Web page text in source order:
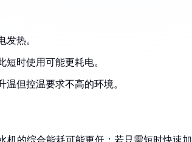
发热。
短时使用可能更耗电。
温但控温要求不高的环境。
机的综合能耗可能更低；若只需短时快速加